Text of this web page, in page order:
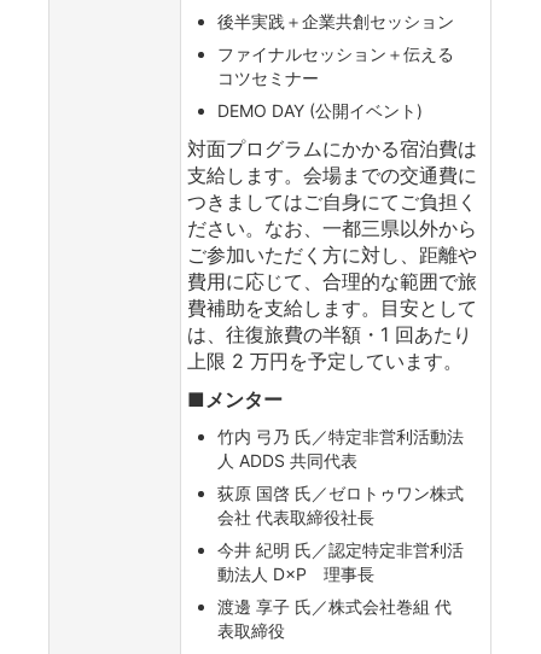
後半実践＋企業共創セッション
ファイナルセッション＋伝える
コツセミナー
DEMO DAY (公開イベント)
対⾯プログラムにかかる宿泊費は
支給します。会場までの交通費に
つきましてはご⾃⾝にてご負担く
ださい。なお、一都三県以外から
ご参加いただく方に対し、距離や
費用に応じて、合理的な範囲で旅
費補助を支給します。目安として
は、往復旅費の半額・1 回あたり
上限 2 万円を予定しています。
■メンター
竹内 弓乃 氏／特定非営利活動法
人 ADDS 共同代表
荻原 国啓 氏／ゼロトゥワン株式
会社 代表取締役社長
今井 紀明 氏／認定特定非営利活
動法人 D×P 理事長
渡邊 享子 氏／株式会社巻組 代
表取締役